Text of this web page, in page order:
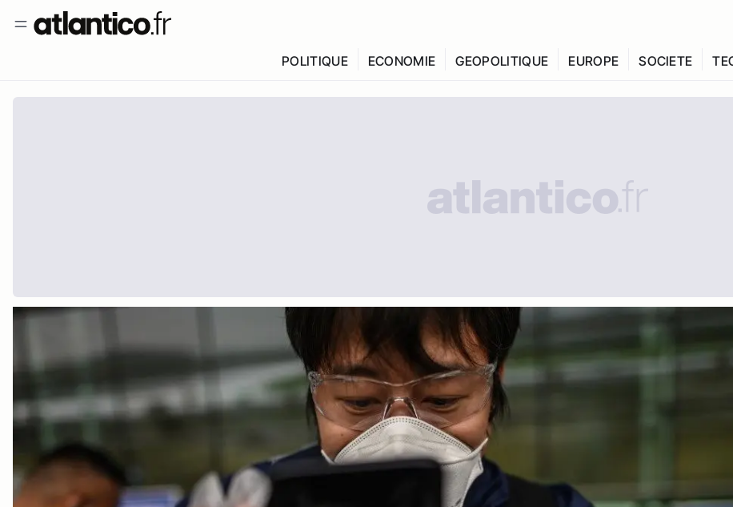
POLITIQUE ECONOMIE GEOPOLITIQUE EUROPE SOCIETE